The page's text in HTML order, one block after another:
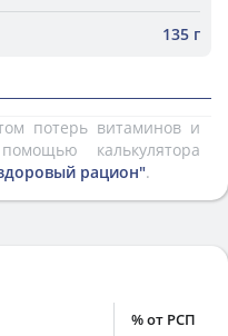
135 г
потерь витаминов и
калькулятора
рацион".
% от РСП